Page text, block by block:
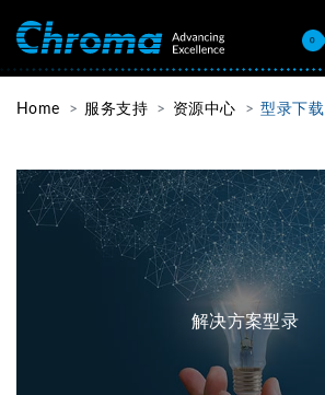
0
Home 服务支持 资源中心 型录下载
解决方案型录